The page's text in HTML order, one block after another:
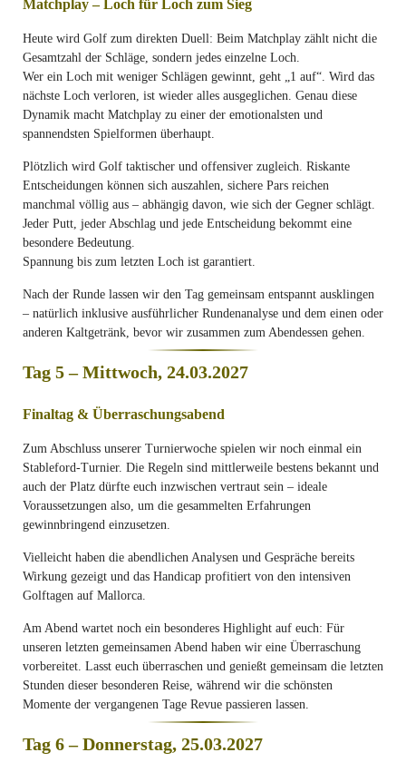
Matchplay – Loch für Loch zum Sieg
Heute wird Golf zum direkten Duell: Beim Matchplay zählt nicht die
Gesamtzahl der Schläge, sondern jedes einzelne Loch.
Wer ein Loch mit weniger Schlägen gewinnt, geht „1 auf“. Wird das
nächste Loch verloren, ist wieder alles ausgeglichen. Genau diese
Dynamik macht Matchplay zu einer der emotionalsten und
spannendsten Spielformen überhaupt.
Plötzlich wird Golf taktischer und offensiver zugleich. Riskante
Entscheidungen können sich auszahlen, sichere Pars reichen
manchmal völlig aus – abhängig davon, wie sich der Gegner schlägt.
Jeder Putt, jeder Abschlag und jede Entscheidung bekommt eine
besondere Bedeutung.
Spannung bis zum letzten Loch ist garantiert.
Nach der Runde lassen wir den Tag gemeinsam entspannt ausklingen
– natürlich inklusive ausführlicher Rundenanalyse und dem einen oder
anderen Kaltgetränk, bevor wir zusammen zum Abendessen gehen.
Tag 5 – Mittwoch, 24.03.2027
Finaltag & Überraschungsabend
Zum Abschluss unserer Turnierwoche spielen wir noch einmal ein
Stableford-Turnier. Die Regeln sind mittlerweile bestens bekannt und
auch der Platz dürfte euch inzwischen vertraut sein – ideale
Voraussetzungen also, um die gesammelten Erfahrungen
gewinnbringend einzusetzen.
Vielleicht haben die abendlichen Analysen und Gespräche bereits
Wirkung gezeigt und das Handicap profitiert von den intensiven
Golftagen auf Mallorca.
Am Abend wartet noch ein besonderes Highlight auf euch: Für
unseren letzten gemeinsamen Abend haben wir eine Überraschung
vorbereitet. Lasst euch überraschen und genießt gemeinsam die letzten
Stunden dieser besonderen Reise, während wir die schönsten
Momente der vergangenen Tage Revue passieren lassen.
Tag 6 – Donnerstag, 25.03.2027